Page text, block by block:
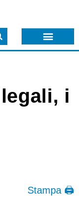
i
Stampa 🖨